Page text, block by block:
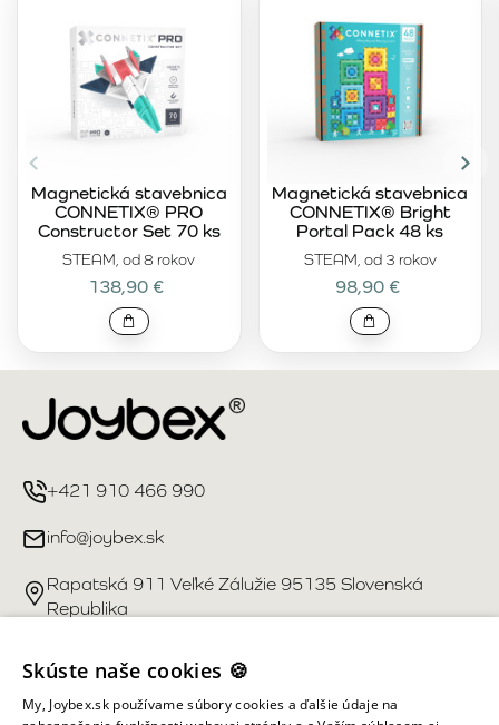
STEAM, od 8 rokov
Magnetická stavebnica
CONNETIX® PRO
Constructor Set 70 ks
138,90 €
STEAM, od 3 rokov
Magnetická stavebnica
CONNETIX® Bright
Portal Pack 48 ks
98,90 €
+421 910 466 990
info@joybex.sk
Rapatská 911 Veľké Zálužie 95135 Slovenská
Republika
Užitočné odkazy
Skúste naše cookies 🍪
My, Joybex.sk používame súbory cookies a ďalšie údaje na